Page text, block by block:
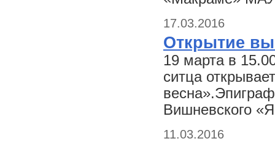
17.03.2016
Открытие
19 марта в
ситца
Вишневского
11.03.2016